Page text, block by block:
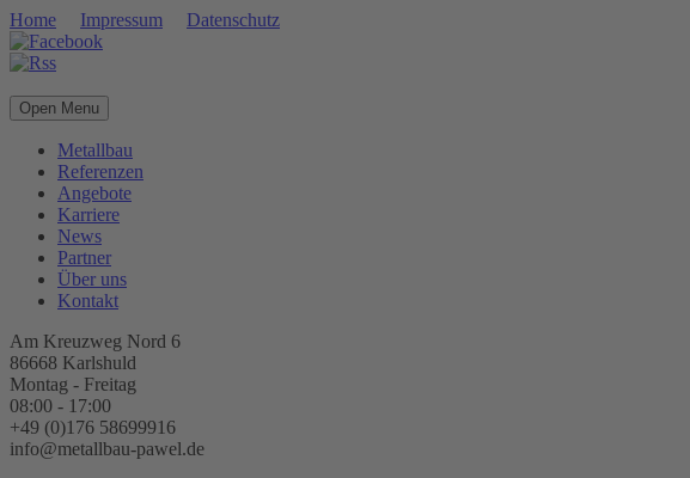
Home Impressum Datenschutz
Open Menu
Metallbau
Referenzen
Angebote
Karriere
News
Partner
Über uns
Kontakt
Am Kreuzweg Nord 6
86668 Karlshuld
Montag - Freitag
08:00 - 17:00
+49 (0)176 58699916
info@metallbau-pawel.de